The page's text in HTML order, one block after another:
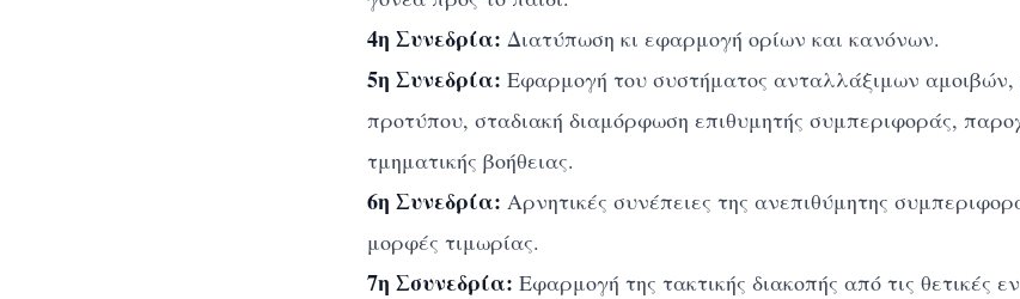
4η Συνεδρία:Διατύπωση κι εφαρμογή ορίων και κανόνων.
5η Συνεδρία: Εφαρμογή του συστήματος ανταλλάξιμων αμοιβών,
προτύπου, σταδιακή διαμόρφωση επιθυμητής συμπεριφοράς,
τμηματικής βοήθειας.
6η Συνεδρία: Αρνητικές συνέπειες της ανεπιθύμητης
μορφές τιμωρίας.
7η Σσυνεδρία: Εφαρμογή της τακτικής διακοπής από τις θετικές